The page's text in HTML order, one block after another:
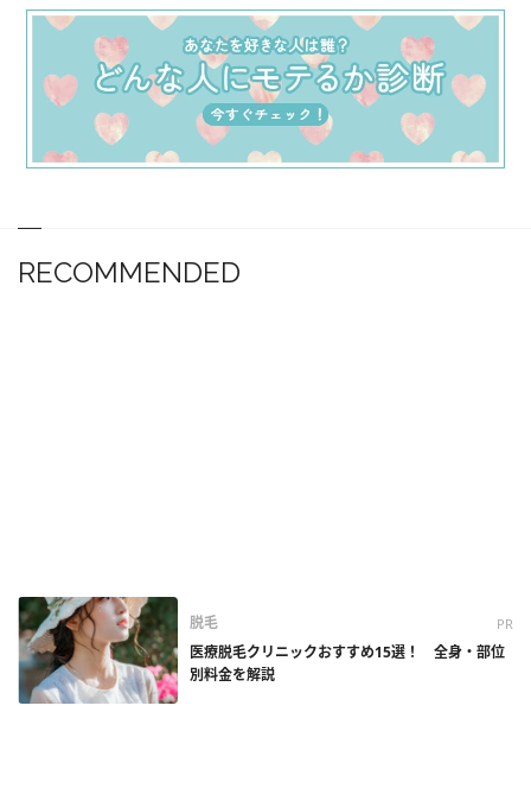
RECOMMENDED
脱毛 PR
医療脱毛クリニックおすすめ15選！ 全身・部位
別料金を解説